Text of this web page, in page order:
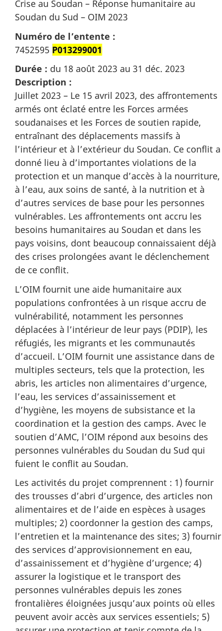
Crise au Soudan – Réponse humanitaire au
Soudan du Sud – OIM 2023
Numéro de l’entente :
7452595 P013299001
Durée : du 18 août 2023 au 31 déc. 2023
Description :
Juillet 2023 – Le 15 avril 2023, des affrontements
armés ont éclaté entre les Forces armées
soudanaises et les Forces de soutien rapide,
entraînant des déplacements massifs à
l’intérieur et à l’extérieur du Soudan. Ce conflit a
donné lieu à d’importantes violations de la
protection et un manque d’accès à la nourriture,
à l’eau, aux soins de santé, à la nutrition et à
d’autres services de base pour les personnes
vulnérables. Les affrontements ont accru les
besoins humanitaires au Soudan et dans les
pays voisins, dont beaucoup connaissaient déjà
des crises prolongées avant le déclenchement
de ce conflit.
L’OIM fournit une aide humanitaire aux
populations confrontées à un risque accru de
vulnérabilité, notamment les personnes
déplacées à l’intérieur de leur pays (PDIP), les
réfugiés, les migrants et les communautés
d’accueil. L’OIM fournit une assistance dans de
multiples secteurs, tels que la protection, les
abris, les articles non alimentaires d’urgence,
l’eau, les services d’assainissement et
d’hygiène, les moyens de subsistance et la
coordination et la gestion des camps. Avec le
soutien d’AMC, l’OIM répond aux besoins des
personnes vulnérables du Soudan du Sud qui
fuient le conflit au Soudan.
Les activités du projet comprennent : 1) fournir
des trousses d’abri d’urgence, des articles non
alimentaires et de l’aide en espèces à usages
multiples; 2) coordonner la gestion des camps,
l’entretien et la maintenance des sites; 3) fournir
des services d’approvisionnement en eau,
d’assainissement et d’hygiène d’urgence; 4)
assurer la logistique et le transport des
personnes vulnérables depuis les zones
frontalières éloignées jusqu’aux points où elles
peuvent avoir accès aux services essentiels; 5)